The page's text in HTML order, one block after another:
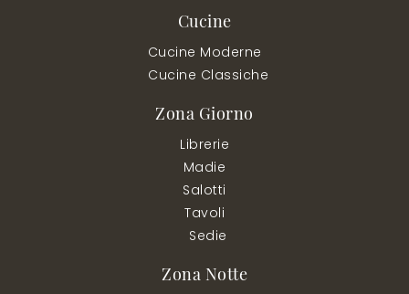
Cucine
Cucine Moderne
Cucine Classiche
Zona Giorno
Librerie
Madie
Salotti
Tavoli
Sedie
Zona Notte